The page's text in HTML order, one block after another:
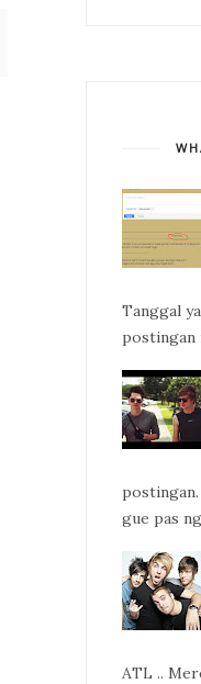
Tanggal
postingan
gue pas
ATL ..